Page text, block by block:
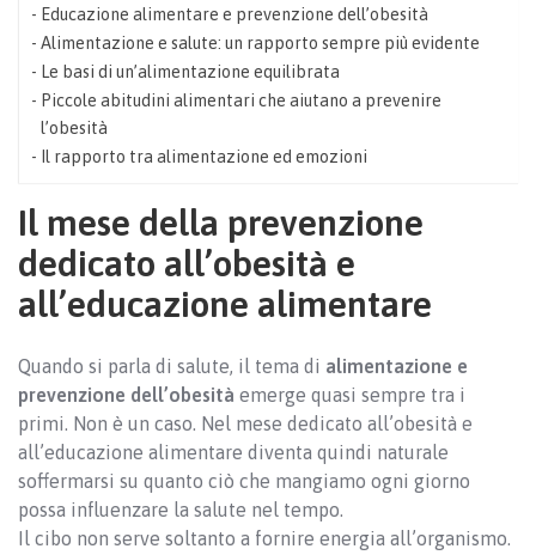
Educazione alimentare e prevenzione dell’obesità
Alimentazione e salute: un rapporto sempre più evidente
Le basi di un’alimentazione equilibrata
Piccole abitudini alimentari che aiutano a prevenire
l’obesità
Il rapporto tra alimentazione ed emozioni
Il mese della prevenzione
dedicato all’obesità e
all’educazione alimentare
Quando si parla di salute, il tema di alimentazione e
prevenzione dell’obesità emerge quasi sempre tra i
primi. Non è un caso. Nel mese dedicato all’obesità e
all’educazione alimentare diventa quindi naturale
soffermarsi su quanto ciò che mangiamo ogni giorno
possa influenzare la salute nel tempo.
Il cibo non serve soltanto a fornire energia all’organismo.